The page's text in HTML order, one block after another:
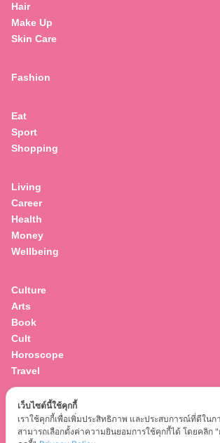
Hair
Make Up
Skin Care
Fashion
Eat
Sport
Shopping
Living
Career
Health
Money
Wellbeing
Culture
Arts
Book
Cult
Horoscope
Travel
Entertainment
Celebrity
เว็บไซต์นี้ใช้คุกกี้
เราใช้คุกกี้เพื่อเพิ่มประสิทธิภาพ และประสบการณ์ที่ดีใน
สามารถเลือกตั้งค่าความยินยอมการใช้คุกกี้ได้ โดยคลิก